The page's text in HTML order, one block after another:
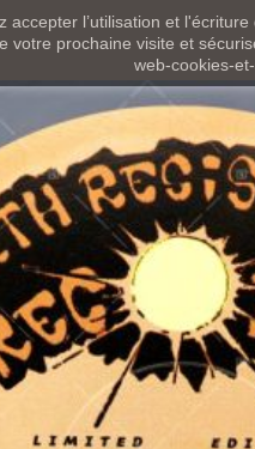
l’utilisation et
prochaine visite et
web-cookies-